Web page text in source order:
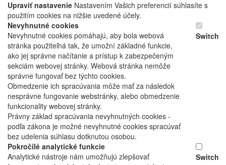
Upraviť nastavenie Nastavením Vašich preferencií súhlasíte s
použitím cookies na nižšie uvedené účely.
Nevyhnutné cookies
Nevyhnutné cookies pomáhajú, aby bola webová
stránka použiteľná tak, že umožní základné funkcie,
ako jej správne načítanie a prístup k zabezpečeným
sekciám webovej stránky. Webová stránka nemôže
správne fungovať bez týchto cookies.
Obmedzenie ich spracúvania môže mať za následok
nesprávne fungovanie webstránky, alebo obmedzenie
funkcionality webovej stránky.
Právny základ spracúvania nevyhnutných cookies -
podľa zákona je možné nevyhnutné cookies spracúvať
bez udelenia súhlasu dotknutou osobou.
Switch
Pokročilé analytické funkcie
Analytické nástroje nám umožňujú zlepšovať
Switch